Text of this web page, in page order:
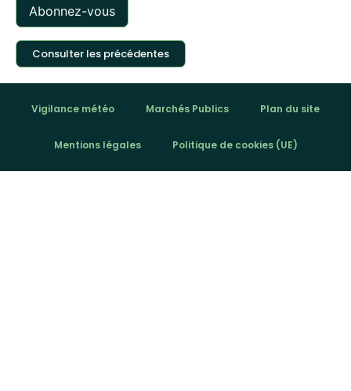
Consulter les précédentes
Vigilance météo Marchés Publics Plan du site
Mentions légales Politique de cookies (UE)